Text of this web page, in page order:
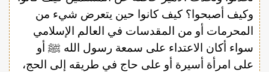
وكيف أصبحوا؟ كيف كانوا حين يتعرض شيء من
المحرمات أو من المقدسات في العالم الإسلامي
سواء أكان الاعتداء على سمعة رسول الله ﷺ أو
على امرأة أسيرة أو على حاج في طريقه إلى الحج،